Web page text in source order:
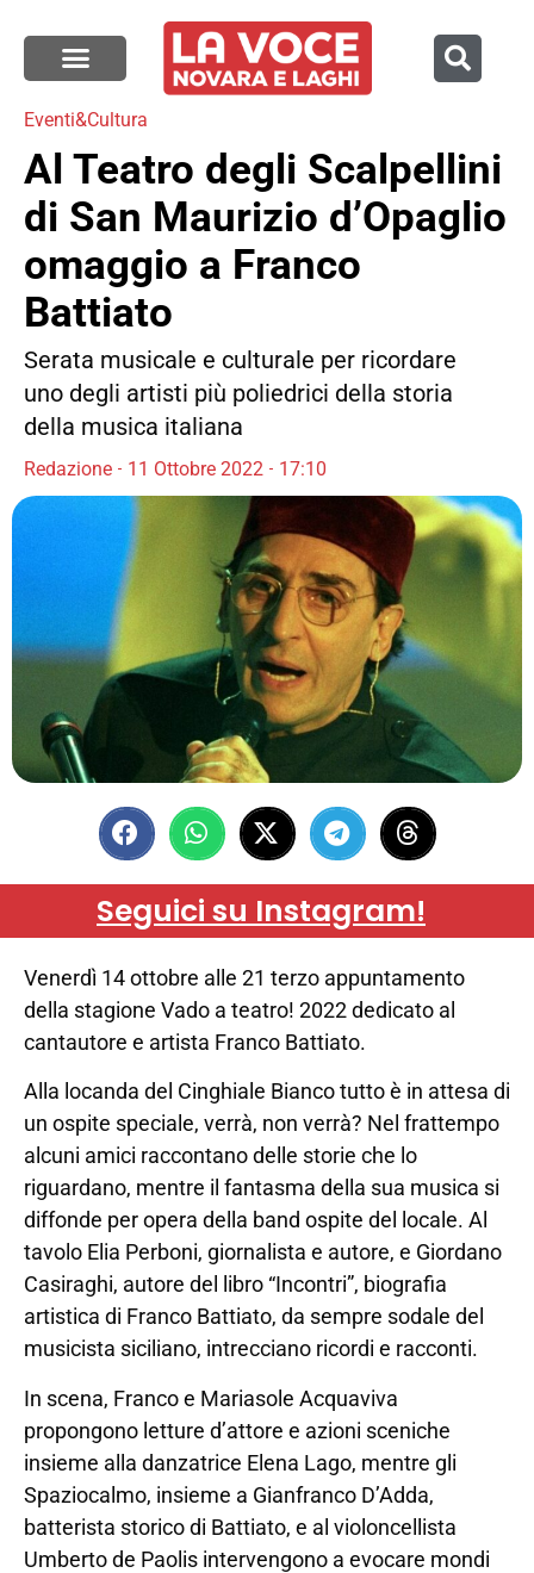
Eventi&Cultura
Al Teatro degli Scalpellini
di San Maurizio d’Opaglio
omaggio a Franco
Battiato
Serata musicale e culturale per ricordare
uno degli artisti più poliedrici della storia
della musica italiana
Redazione 11 Ottobre 2022 17:10
Seguici su Instagram!
Venerdì 14 ottobre alle 21 terzo appuntamento
della stagione Vado a teatro! 2022 dedicato al
cantautore e artista Franco Battiato.
Alla locanda del Cinghiale Bianco tutto è in attesa di
un ospite speciale, verrà, non verrà? Nel frattempo
alcuni amici raccontano delle storie che lo
riguardano, mentre il fantasma della sua musica si
diffonde per opera della band ospite del locale. Al
tavolo Elia Perboni, giornalista e autore, e Giordano
Casiraghi, autore del libro “Incontri”, biografia
artistica di Franco Battiato, da sempre sodale del
musicista siciliano, intrecciano ricordi e racconti.
In scena, Franco e Mariasole Acquaviva
propongono letture d’attore e azioni sceniche
insieme alla danzatrice Elena Lago, mentre gli
Spaziocalmo, insieme a Gianfranco D’Adda,
batterista storico di Battiato, e al violoncellista
Umberto de Paolis intervengono a evocare mondi